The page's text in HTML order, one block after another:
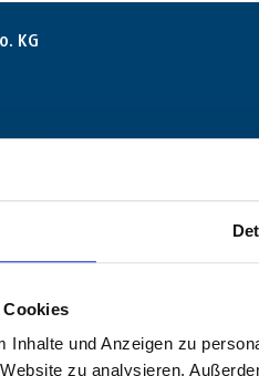
Cookies
Inhalte und Anzeigen zu
zu analysieren.
KG